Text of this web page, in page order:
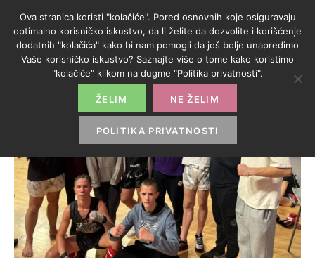
Ova stranica koristi "kolačiće". Pored osnovnih koje osiguravaju
optimalno korisničko iskustvo, da li želite da dozvolite i korišćenje
dodatnih "kolačića" kako bi nam pomogli da još bolje unapredimo
Vaše korisničko iskustvo? Saznajte više o tome kako koristimo
"kolačiće" klikom na dugme "Politika privatnosti".
ŽELIM NE ŽELIM
POLITIKA PRIVATNOSTI